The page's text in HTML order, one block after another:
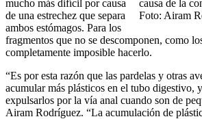
causa de la
Foto: Airam
mucho más difícil por causa
de una estrechez que separa
ambos estómagos. Para los
fragmentos que no se descomponen, como
completamente imposible hacerlo.
“Es por esta razón que las pardelas y otras
acumular más plásticos en el tubo digestivo,
expulsarlos por la vía anal cuando son de
Airam Rodríguez. “La acumulación de